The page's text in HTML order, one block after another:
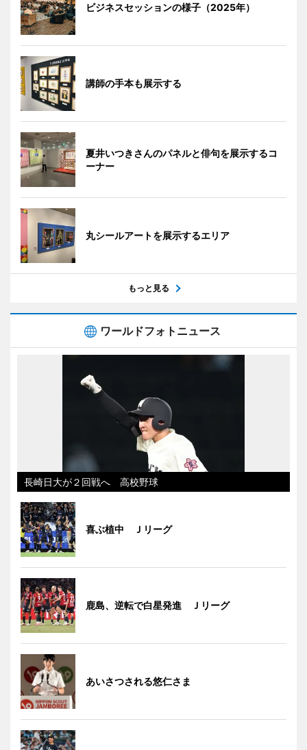
ビジネスセッションの様子（2025年）
講師の手本も展示する
夏井いつきさんのパネルと俳句を展示するコ
ーナー
丸シールアートを展示するエリア
もっと見る
ワールドフォトニュース
長崎日大が２回戦へ 高校野球
喜ぶ植中 Ｊリーグ
鹿島、逆転で白星発進 Ｊリーグ
あいさつされる悠仁さま